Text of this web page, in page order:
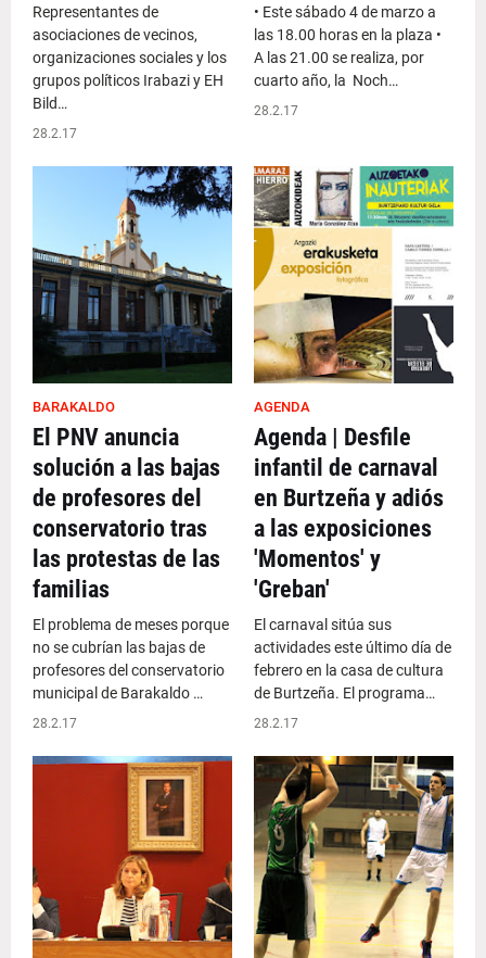
Representantes de
asociaciones de vecinos,
organizaciones sociales y los
grupos políticos Irabazi y EH
Bild…
28.2.17
• Este sábado 4 de marzo a
las 18.00 horas en la plaza •
A las 21.00 se realiza, por
cuarto año, la Noch…
28.2.17
BARAKALDO
El PNV anuncia
solución a las bajas
de profesores del
conservatorio tras
las protestas de las
familias
El problema de meses porque
no se cubrían las bajas de
profesores del conservatorio
municipal de Barakaldo …
28.2.17
AGENDA
Agenda | Desfile
infantil de carnaval
en Burtzeña y adiós
a las exposiciones
'Momentos' y
'Greban'
El carnaval sitúa sus
actividades este último día de
febrero en la casa de cultura
de Burtzeña. El programa…
28.2.17